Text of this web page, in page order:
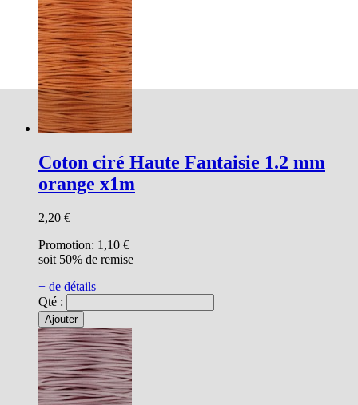
Coton ciré Haute Fantaisie 1.2 mm
orange x1m
2,20 €
Promotion: 1,10 €
soit 50% de remise
+ de détails
Qté :
Ajouter